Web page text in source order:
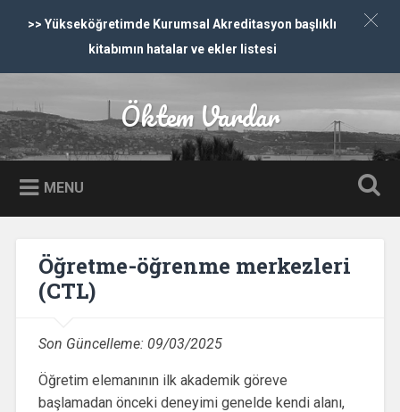
Ara
Öktem Vardar
MENU
Öğretme-öğrenme merkezleri
(CTL)
Son Güncelleme: 09/03/2025
Öğretim elemanının ilk akademik göreve
başlamadan önceki deneyimi genelde kendi alanı,
>> Yükseköğretimde Kurumsal Akreditasyon başlıklı
kitabımın hatalar ve ekler listesi